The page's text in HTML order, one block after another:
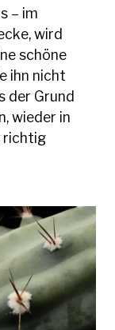
– im
wird
schöne
ihn nicht
der Grund
wieder in
richtig